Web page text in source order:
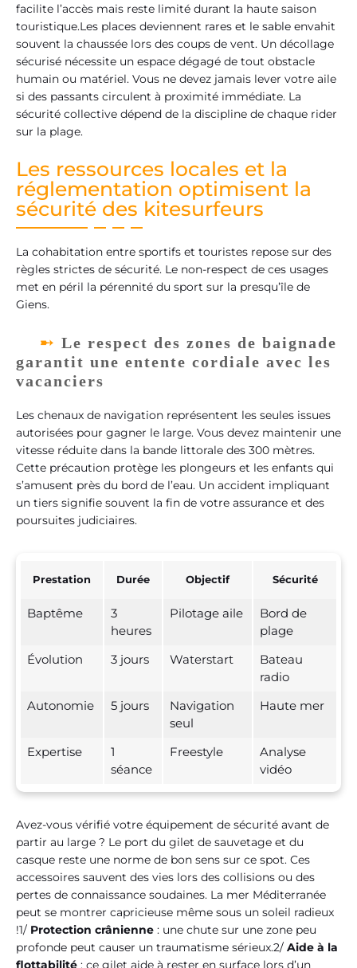
facilite l’accès mais reste limité durant la haute saison
touristique.Les places deviennent rares et le sable envahit
souvent la chaussée lors des coups de vent. Un décollage
sécurisé nécessite un espace dégagé de tout obstacle
humain ou matériel. Vous ne devez jamais lever votre aile
si des passants circulent à proximité immédiate. La
sécurité collective dépend de la discipline de chaque rider
sur la plage.
Les ressources locales et la
réglementation optimisent la
sécurité des kitesurfeurs
La cohabitation entre sportifs et touristes repose sur des
règles strictes de sécurité. Le non-respect de ces usages
met en péril la pérennité du sport sur la presqu’île de
Giens.
Le respect des zones de baignade
garantit une entente cordiale avec les
vacanciers
Les chenaux de navigation représentent les seules issues
autorisées pour gagner le large. Vous devez maintenir une
vitesse réduite dans la bande littorale des 300 mètres.
Cette précaution protège les plongeurs et les enfants qui
s’amusent près du bord de l’eau. Un accident impliquant
un tiers signifie souvent la fin de votre assurance et des
poursuites judiciaires.
Prestation Durée Objectif Sécurité
Baptême
3
heures
Pilotage aile
Bord de
plage
Évolution
3 jours Waterstart
Bateau
radio
Autonomie
5 jours
Navigation
seul
Haute mer
Expertise
1
séance
Freestyle
Analyse
vidéo
Avez-vous vérifié votre équipement de sécurité avant de
partir au large ? Le port du gilet de sauvetage et du
casque reste une norme de bon sens sur ce spot. Ces
accessoires sauvent des vies lors des collisions ou des
pertes de connaissance soudaines. La mer Méditerranée
peut se montrer capricieuse même sous un soleil radieux
!1/ Protection crânienne : une chute sur une zone peu
profonde peut causer un traumatisme sérieux.2/ Aide à la
flottabilité : ce gilet aide à rester en surface lors d’un